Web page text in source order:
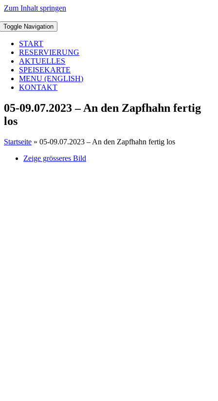
Zum Inhalt springen
Toggle Navigation
START
RESERVIERUNG
AKTUELLES
SPEISEKARTE
MENU (ENGLISH)
KONTAKT
05-09.07.2023 – An den Zapfhahn fertig
los
Startseite » 05-09.07.2023 – An den Zapfhahn fertig los
Zeige grösseres Bild